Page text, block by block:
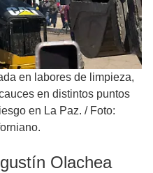
en labores de limpieza,
en distintos puntos
en La Paz. / Foto:
Olachea